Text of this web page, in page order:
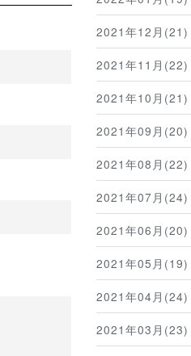
2021年12月(21)
2021年11月(22)
2021年10月(21)
2021年09月(20)
2021年08月(22)
2021年07月(24)
2021年06月(20)
2021年05月(19)
2021年04月(24)
2021年03月(23)